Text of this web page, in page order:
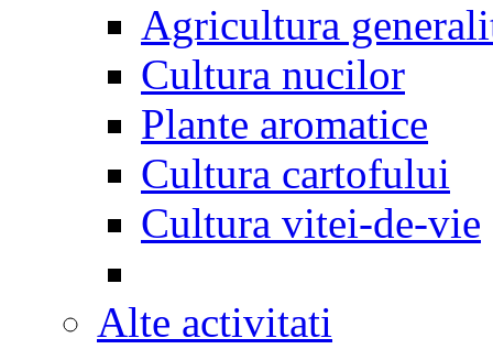
Agricultura
Cultura nucilor
Plante aromatice
Cultura cartofului
Cultura vitei-de-vie
Alte activitati